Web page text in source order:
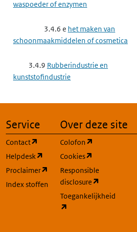
waspoeder of enzymen
3.4.6 e het maken van
schoonmaakmiddelen of cosmetica
3.4.9 Rubberindustrie en
kunststofindustrie
3.4.9 ehet maken van
3.7 Dienstverlening, onderwijs en zorg
openbare ruimte
Transport, logistiek en
ondersteuning daarvan
Service
Contact
(opent in een nieuw tabblad)
Helpdesk
(opent in een nieuw tabblad)
Proclaimer
(opent in een nieuw tabblad)
Index stoffen
Over deze site
Colofon
Cookies
Responsible
disclosure
Toegankelijkheid